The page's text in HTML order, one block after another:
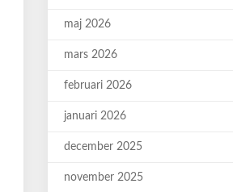
maj 2026
mars 2026
februari 2026
januari 2026
december 2025
november 2025